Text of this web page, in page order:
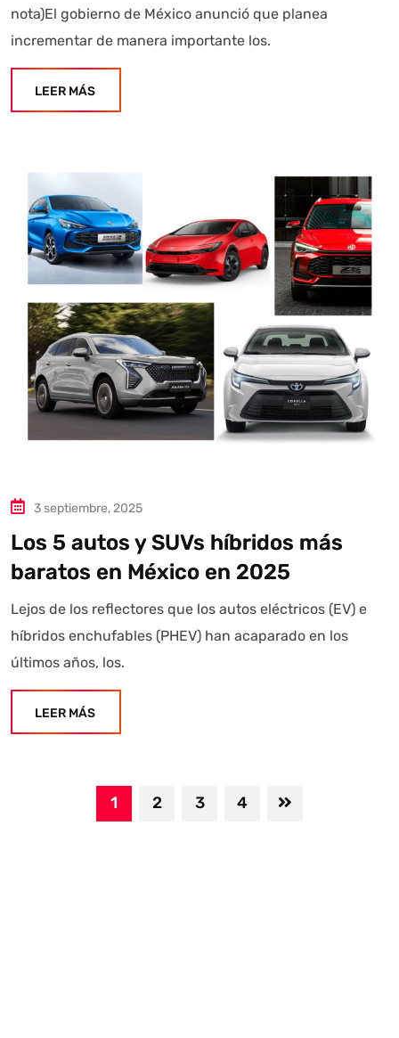
nota)El gobierno de México anunció que planea
incrementar de manera importante los.
LEER MÁS
3 septiembre, 2025
Los 5 autos y SUVs híbridos más
baratos en México en 2025
Lejos de los reflectores que los autos eléctricos (EV) e
híbridos enchufables (PHEV) han acaparado en los
últimos años, los.
LEER MÁS
1 2 3 4